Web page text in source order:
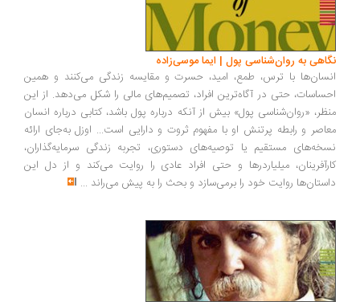
نگاهی به روان‌شناسی پول | ایما موسی‌زاده
انسان‌ها با ترس، طمع، امید، حسرت و مقایسه زندگی می‌کنند و همین
احساسات، حتی در آگاه‌ترین افراد، تصمیم‌های مالی را شکل می‌دهد. از این
منظر، «روان‌شناسی پول» بیش از آنکه درباره پول باشد، کتابی درباره انسان
معاصر و رابطه پرتنش او با مفهوم ثروت و دارایی است... اوزل به‌جای ارائه
نسخه‌های مستقیم یا توصیه‌های دستوری، تجربه زندگی سرمایه‌گذاران،
کارآفرینان، میلیاردرها و حتی افراد عادی را روایت می‌کند و از دل این
داستان‌ها روایت خود را برمی‌سازد و بحث را به پیش می‌راند ...